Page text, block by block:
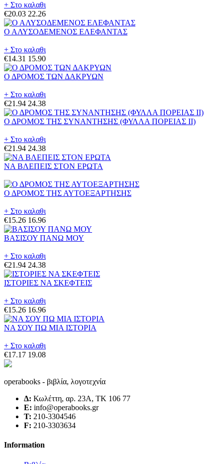
+ Στο καλαθι
€20.03 22.26
Ο ΑΛΥΣΟΔΕΜΕΝΟΣ ΕΛΕΦΑΝΤΑΣ
+ Στο καλαθι
€14.31 15.90
Ο ΔΡΟΜΟΣ ΤΩΝ ΔΑΚΡΥΩΝ
+ Στο καλαθι
€21.94 24.38
Ο ΔΡΟΜΟΣ ΤΗΣ ΣΥΝΑΝΤΗΣΗΣ (ΦΥΛΛΑ ΠΟΡΕΙΑΣ II)
+ Στο καλαθι
€21.94 24.38
ΝΑ ΒΛΕΠΕΙΣ ΣΤΟΝ ΕΡΩΤΑ
Ο ΔΡΟΜΟΣ ΤΗΣ ΑΥΤΟΕΞΑΡΤΗΣΗΣ
+ Στο καλαθι
€15.26 16.96
ΒΑΣΙΣΟΥ ΠΑΝΩ ΜΟΥ
+ Στο καλαθι
€21.94 24.38
ΙΣΤΟΡΙΕΣ ΝΑ ΣΚΕΦΤΕΙΣ
+ Στο καλαθι
€15.26 16.96
ΝΑ ΣΟΥ ΠΩ ΜΙΑ ΙΣΤΟΡΙΑ
+ Στο καλαθι
€17.17 19.08
operabooks - βιβλία, λογοτεχνία
Δ: Κωλέττη, αρ. 23Α, ΤΚ 106 77
E: info@operabooks.gr
Τ: 210-3304546
F: 210-3303634
Information